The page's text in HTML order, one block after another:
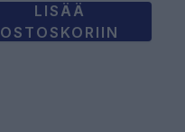
LISÄÄ
OSTOSKORIIN